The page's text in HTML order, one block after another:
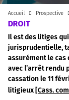
Accueil Prospective
DROIT
Il est des litiges
jurisprudentielle,
assurément le cas
avec l’arrêt rendu
cassation le 11
litigieux [Cass.